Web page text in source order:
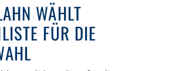
WÄHLT
FÜR DIE